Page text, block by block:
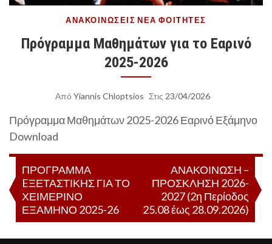
ΑΝΑΚΟΙΝΏΣΕΙΣ ΝΈΑ ΦΟΙΤΗΤΈΣ
Πρόγραμμα Μαθημάτων για το Εαρινό
2025-2026
Από Yiannis Chloptsios Στις 23/04/2026
Πρόγραμμα Μαθημάτων 2025-2026 Εαρινό Εξάμηνο
Download
Πλοήγηση
άρθρων
ΠΡΟΓΡΑΜΜΑ
EΞΕΤΑΣΤΙΚΗΣ ΓΙΑ ΤΟ
ΧΕΙΜΕΡΙΝΟ
ΕΞΑΜΗΝΟ 2025-26
ΑΝΑΚΟΙΝΩΣΗ –
ΠΡΟΣΚΛΗΣΗ 2026-
2027 (2η Περίοδος
25.08 έως 28.09.2026)